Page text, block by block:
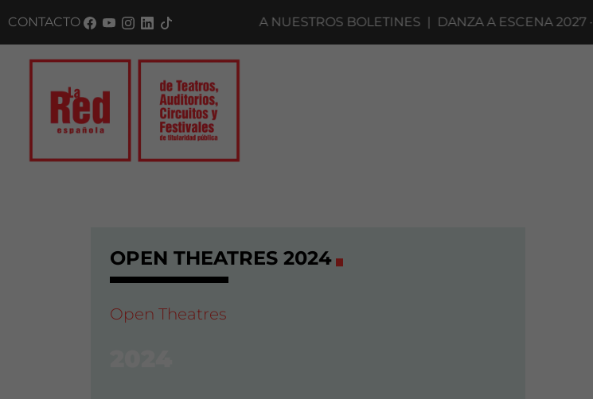
CONTACTO SUSCRÍBETE A NUESTROS BOLETINES|DANZA A ESCENA 2027 ·
OPEN THEATRES 2024
Open Theatres
Saltar al panel PAU